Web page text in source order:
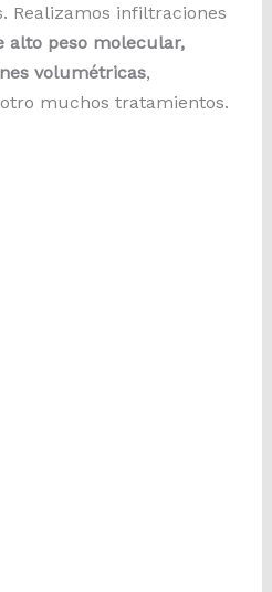
Realizamos infiltraciones
alto peso molecular,
volumétricas,
muchos tratamientos.